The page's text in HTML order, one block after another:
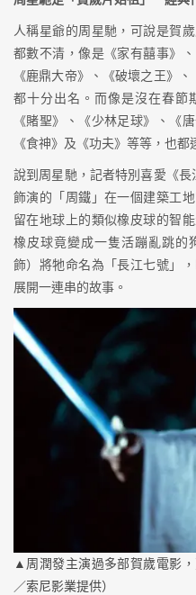
人稱星爺的周星馳，可說是賀
都數不清，像是《家有囍事》
《鹿鼎大帝》、《破壞之王》
都十分出名。而像是沒在春節
《賭聖》、《少林足球》、《
《食神》及《功夫》等等，也都
說到周星馳，記者特別喜愛《
飾演的「周鐵」在一個建築工
留在地球上的類似橡皮球的智
橡皮球竟變成一隻活蹦亂跳的
飾）將牠命名為「長江七號」
展開一連串的故事。
▲周潤發主演過多部賀歲電影
／索尼影業提供）